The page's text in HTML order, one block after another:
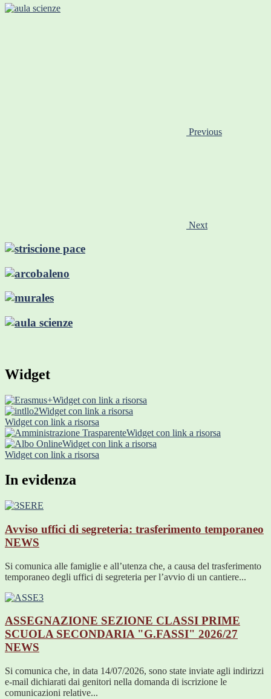
Previous
Next
Widget
Widget con link a risorsa
Widget con link a risorsa
Widget con link a risorsa
Widget con link a risorsa
Widget con link a risorsa
Widget con link a risorsa
In evidenza
Avviso uffici di segreteria: trasferimento temporaneo
NEWS
Si comunica alle famiglie e all’utenza che, a causa del trasferimento
temporaneo degli uffici di segreteria per l’avvio di un cantiere...
ASSEGNAZIONE SEZIONE CLASSI PRIME
SCUOLA SECONDARIA "G.FASSI" 2026/27
NEWS
Si comunica che, in data 14/07/2026, sono state inviate agli indirizzi
e-mail dichiarati dai genitori nella domanda di iscrizione le
comunicazioni relative...